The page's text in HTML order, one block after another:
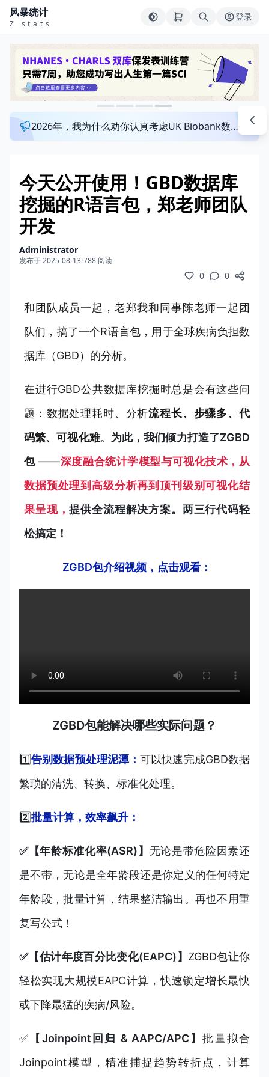
风暴统计
Z stats
登录
2026年，我为什么劝你认真考虑UK Biobank数据库？来看看这个一对一指导发文班
今天公开使用！GBD数据库
挖掘的R语言包，郑老师团队
开发
Administrator
发布于 2025-08-13/788 阅读
0 0
和团队成员一起，老郑我和同事陈老师一起团
队们，搞了一个R语言包，用于全球疾病负担数
据库（GBD）的分析。
在进行GBD公共数据库挖掘时总是会有这些问
题：数据处理耗时、分析流程长、步骤多、代
码繁、可视化难。 为此，我们倾力打造了ZGBD
包——深度融合统计学模型与可视化技术，从
数据预处理到高级分析再到顶刊级别可视化结
果呈现，提供全流程解决方案。两三行代码轻
松搞定！
ZGBD包介绍视频，点击观看：
ZGBD包能解决哪些实际问题？
1️⃣告别数据预处理泥潭：可以快速完成GBD数据
繁琐的清洗、转换、标准化处理。
2️⃣批量计算，效率飙升：
✅【年龄标准化率(ASR)】 无论是带危险因素还
是不带，无论是全年龄段还是你定义的任何特定
年龄段，批量计算，结果整洁输出。再也不用重
复写公式！
✅【估计年度百分比变化(EAPC)】 ZGBD包让你
轻松实现大规模EAPC计算 ，快速锁定增长最快
或下降最猛的疾病/风险。
✅ 【Joinpoint回归 & AAPC/APC】批量拟合
Joinpoint模型，精准捕捉趋势转折点，计算